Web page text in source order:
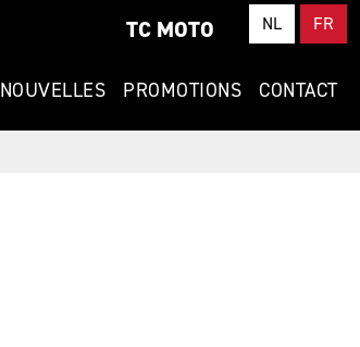
TC MOTO NL FR
NOUVELLES PROMOTIONS CONTACT